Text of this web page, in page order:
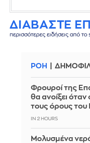
ΔΙΑΒΑΣΤΕ
περισσότερες ειδήσεις από
ΡΟΗ
Φρουροί της
θα ανοίξει
τους όρους του
IN 2 HOURS
Μολυσμένα